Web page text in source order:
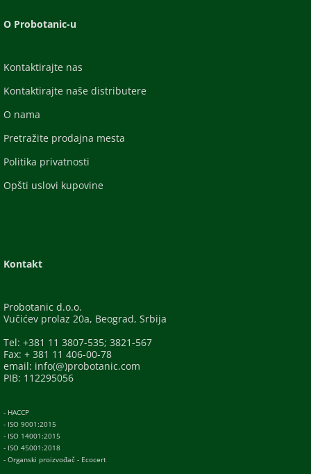
O Probotanic-u
Kontaktirajte nas
Kontaktirajte naše distributere
O nama
Pretražite prodajna mesta
Politika privatnosti
Opšti uslovi kupovine
Kontakt
Probotanic d.o.o.
Vučićev prolaz 20a, Beograd, Srbija
Tel: +381 11 3807-535; 3821-567
Fax: + 381 11 406-00-78
email: info(@)probotanic.com
PIB: 112295056
- HACCP
- ISO 9001:2015
- ISO 14001:2015
- ISO 45001:2018
- Organski proizvođač - Ecocert